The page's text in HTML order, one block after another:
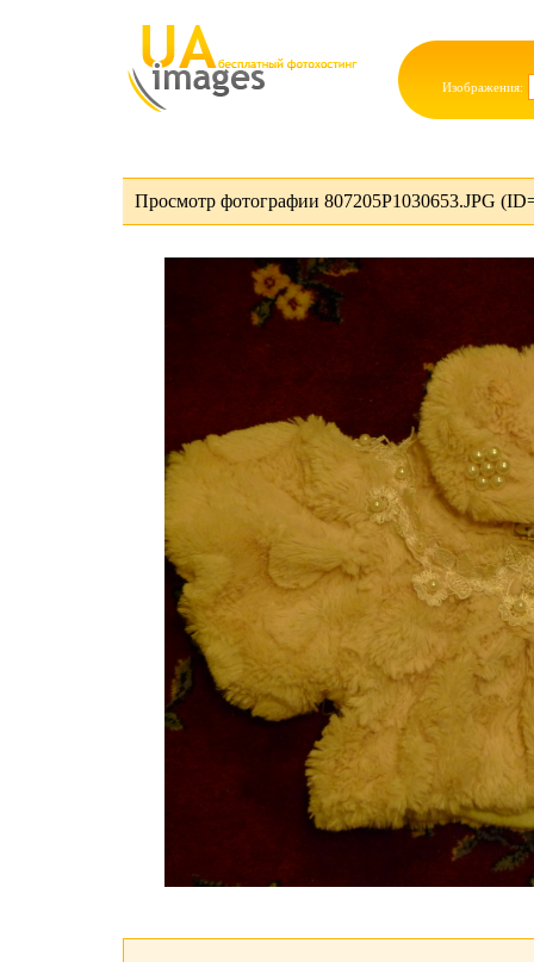
Изображения:
Просмотр фотографии 807205P1030653.JPG